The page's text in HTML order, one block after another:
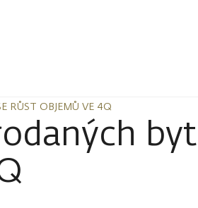
RŮST OBJEMŮ VE 4Q
RŮST OBJEMŮ VE 4Q